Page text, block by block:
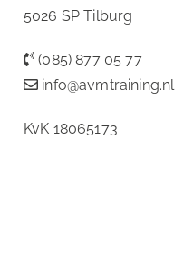
5026 SP Tilburg
(085) 877 05 77
info@avmtraining.nl
KvK 18065173